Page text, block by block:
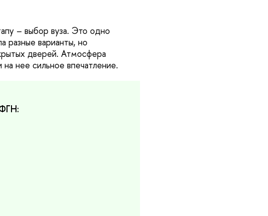
– выбор вуза. Это одно
разные варианты, но
дверей. Атмосфера
нее сильное впечатление.